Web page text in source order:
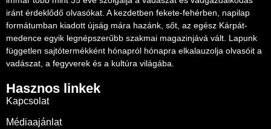
iránt érdeklődő olvasókat. A kezdetben fekete-fehérben, napilap
formátumban kiadott újság mára hazánk, sőt, az egész Kárpát-
medence egyik legnépszerűbb szakmai magazinjává vált. Lapunk
független sajtótermékként hónapról hónapra elkalauzolja olvasóit a
vadászat, a fegyverek és a kultúra világába.
Hasznos linkek
Kapcsolat
Médiaajánlat